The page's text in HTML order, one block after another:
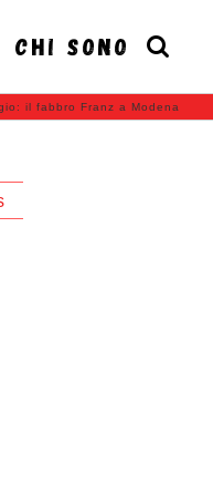
CHI SONO
il fabbro Franz a Modena